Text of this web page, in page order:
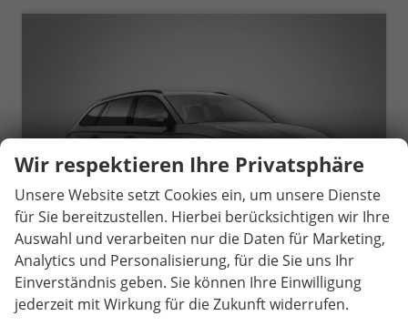
Skoda Octavia Combi
Wir respektieren Ihre Privatsphäre
Unsere Website setzt Cookies ein, um unsere Dienste
für Sie bereitzustellen. Hierbei berücksichtigen wir Ihre
Auswahl und verarbeiten nur die Daten für Marketing,
Analytics und Personalisierung, für die Sie uns Ihr
Einverständnis geben. Sie können Ihre Einwilligung
jederzeit mit Wirkung für die Zukunft widerrufen.